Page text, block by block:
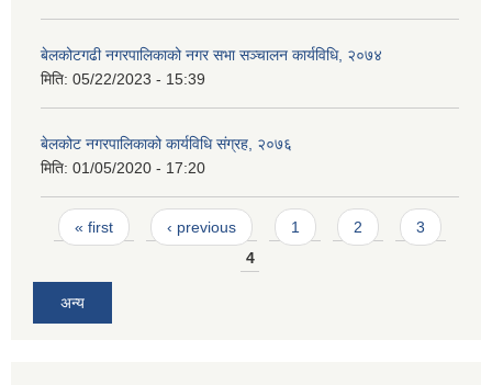
बेलकोटगढी नगरपालिकाको नगर सभा सञ्चालन कार्यविधि, २०७४
मिति: 05/22/2023 - 15:39
बेलकोट नगरपालिकाको कार्यविधि संग्रह, २०७६
मिति: 01/05/2020 - 17:20
Pages
« first ‹ previous 1 2
3
4
अन्य